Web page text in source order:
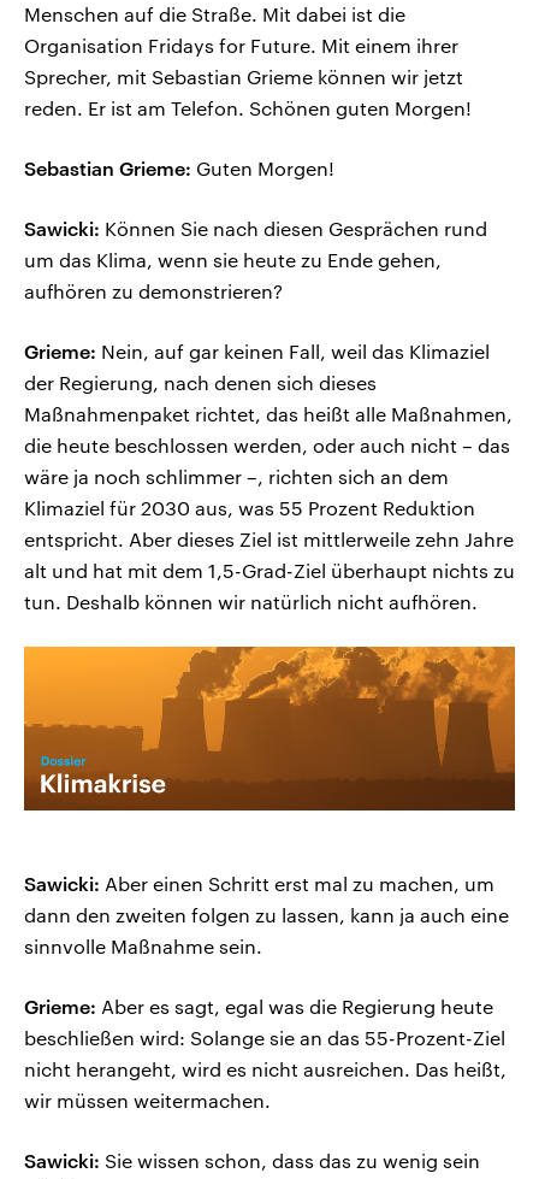
Menschen auf die Straße. Mit dabei ist die
Organisation Fridays for Future. Mit einem ihrer
Sprecher, mit Sebastian Grieme können wir jetzt
reden. Er ist am Telefon. Schönen guten Morgen!
Sebastian Grieme: Guten Morgen!
Sawicki: Können Sie nach diesen Gesprächen rund
um das Klima, wenn sie heute zu Ende gehen,
aufhören zu demonstrieren?
Grieme: Nein, auf gar keinen Fall, weil das Klimaziel
der Regierung, nach denen sich dieses
Maßnahmenpaket richtet, das heißt alle Maßnahmen,
die heute beschlossen werden, oder auch nicht – das
wäre ja noch schlimmer –, richten sich an dem
Klimaziel für 2030 aus, was 55 Prozent Reduktion
entspricht. Aber dieses Ziel ist mittlerweile zehn Jahre
alt und hat mit dem 1,5-Grad-Ziel überhaupt nichts zu
tun. Deshalb können wir natürlich nicht aufhören.
Sawicki: Aber einen Schritt erst mal zu machen, um
dann den zweiten folgen zu lassen, kann ja auch eine
sinnvolle Maßnahme sein.
Grieme: Aber es sagt, egal was die Regierung heute
beschließen wird: Solange sie an das 55-Prozent-Ziel
nicht herangeht, wird es nicht ausreichen. Das heißt,
wir müssen weitermachen.
Sawicki: Sie wissen schon, dass das zu wenig sein